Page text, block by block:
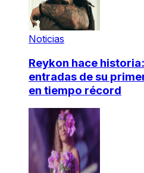
Noticias
Reykon hace
entradas de su
en tiempo récord